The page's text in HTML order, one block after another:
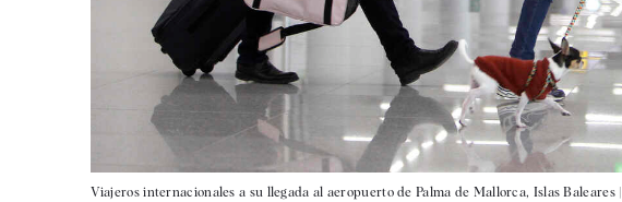
Viajeros internacionales a su llegada al aeropuerto de Palma de Mallorca, Islas Baleares |